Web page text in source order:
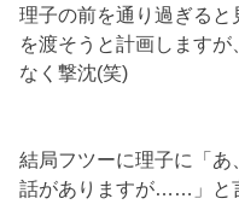
理子の前を通り過ぎる
を渡そうと計画しますが
なく撃沈(笑)
結局フツーに理子に「
話がありますが……」と